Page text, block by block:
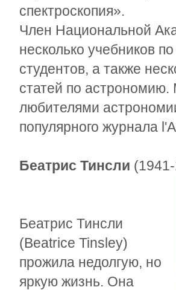
спектроскопия».
Член Национальной
несколько учебников
студентов, а также
статей по астрономию.
любителями
популярного журнала
Беатрис Тинсли
Беатрис Тинсли
(Beatrice Tinsley)
прожила недолгую, но
яркую жизнь. Она